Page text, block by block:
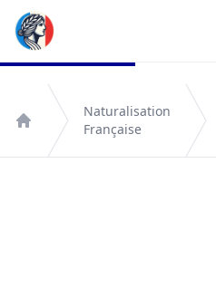
Accueil
Naturalisation
Française